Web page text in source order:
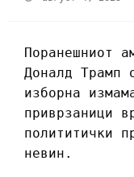
Поранешниот
Доналд Трамп
изборна
приврзаници
полититички
невин.